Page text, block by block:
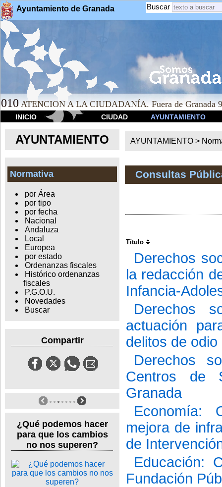
Ayuntamiento de Granada Buscar
010 ATENCION A LA CIUDADANÍA. Fuera de Granada
INICIO CIUDAD AYUNTAMIENTO
AYUNTAMIENTO
Normativa
por Área
por tipo
por fecha
Nacional
Andaluza
Local
Europea
por estado
Ordenanzas fiscales
Histórico ordenanzas
fiscales
P.G.O.U.
Novedades
Buscar
Compartir
¿Qué podemos hacer
para que los cambios
no nos superen?
AYUNTAMIENTO >
Consultas
Título
Derechos
la redacción
Infancia-
Derechos
actuación
delitos de odio
Derechos
Centros de
Granada
Economía:
mejora de
de
Educación:
Fundación